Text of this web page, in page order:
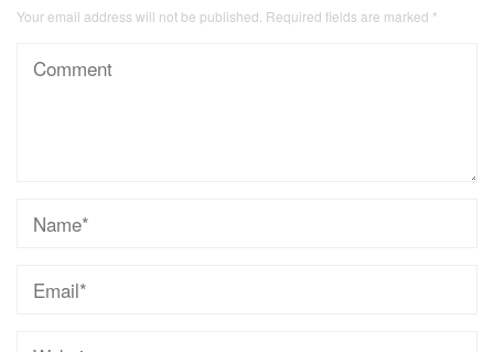
Your email address will not be published. Required fields are marked *